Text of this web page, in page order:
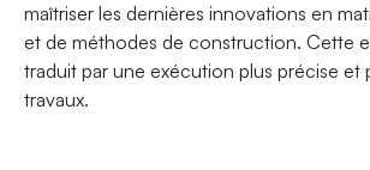
maîtriser les dernières innovations en
et de méthodes de construction. Cette
traduit par une exécution plus précise et
travaux.